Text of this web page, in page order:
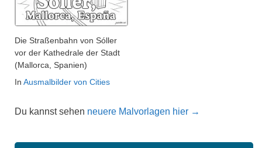
Die Straßenbahn von Sóller
vor der Kathedrale der Stadt
(Mallorca, Spanien)
In Ausmalbilder von Cities
Du kannst sehen neuere Malvorlagen hier →